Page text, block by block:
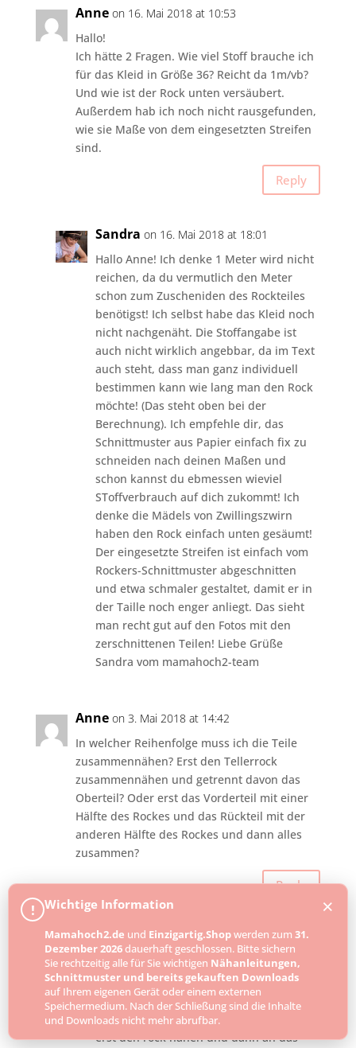
Anne on 16. Mai 2018 at 10:53
Hallo!
Ich hätte 2 Fragen. Wie viel Stoff brauche ich
für das Kleid in Größe 36? Reicht da 1m/vb?
Und wie ist der Rock unten versäubert.
Außerdem hab ich noch nicht rausgefunden,
wie sie Maße von dem eingesetzten Streifen
sind.
Reply
Sandra on 16. Mai 2018 at 18:01
Hallo Anne! Ich denke 1 Meter wird nicht
reichen, da du vermutlich den Meter
schon zum Zuscheniden des Rockteiles
benötigst! Ich selbst habe das Kleid noch
nicht nachgenäht. Die Stoffangabe ist
auch nicht wirklich angebbar, da im Text
auch steht, dass man ganz individuell
bestimmen kann wie lang man den Rock
möchte! (Das steht oben bei der
Berechnung). Ich empfehle dir, das
Schnittmuster aus Papier einfach fix zu
schneiden nach deinen Maßen und
schon kannst du ebmessen wieviel
SToffverbrauch auf dich zukommt! Ich
denke die Mädels von Zwillingszwirn
haben den Rock einfach unten gesäumt!
Der eingesetzte Streifen ist einfach vom
Rockers-Schnittmuster abgeschnitten
und etwa schmaler gestaltet, damit er in
der Taille noch enger anliegt. Das sieht
man recht gut auf den Fotos mit den
zerschnittenen Teilen! Liebe Grüße
Sandra vom mamahoch2-team
Anne on 3. Mai 2018 at 14:42
In welcher Reihenfolge muss ich die Teile
zusammennähen? Erst den Tellerrock
zusammennähen und getrennt davon das
Oberteil? Oder erst das Vorderteil mit einer
Hälfte des Rockes und das Rückteil mit der
anderen Hälfte des Rockes und dann alles
zusammen?
Reply
Sandra on 3. Mai 2018 at 14:56
Hallo Anne! Das kannst du machen wie
dir beliebt 😀 Ich persönlich bevorzuge
erst vorderteil, dann rückteil, dann
seitennähte in einem rutsch- aber auch
erst den rock nähen und dann an das
! Wichtige Information
Mamahoch2.de und Einzigartig.Shopwerden zum 31.
Dezember 2026dauerhaft geschlossen. Bitte sichern
Sie rechtzeitig alle für Sie wichtigen Nähanleitungen,
Schnittmuster und bereits gekauften Downloads
auf Ihrem eigenen Gerät oder einem externen
Speichermedium. Nach der Schließung sind die Inhalte
und Downloads nicht mehr abrufbar.
×